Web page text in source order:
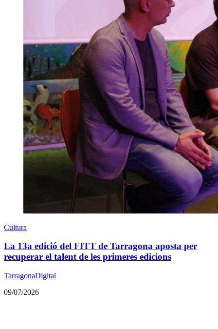
Cultura
La 13a edició del FITT de Tarragona aposta per
recuperar el talent de les primeres edicions
TarragonaDigital
09/07/2026